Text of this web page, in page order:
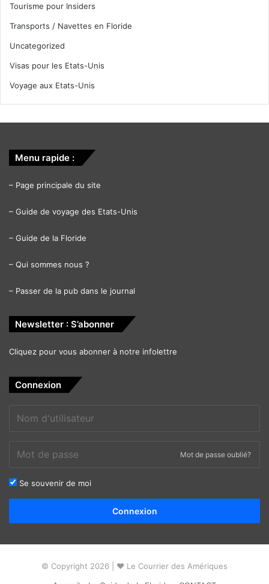
Tourisme pour Insiders
Transports / Navettes en Floride
Uncategorized
Visas pour les Etats-Unis
Voyage aux Etats-Unis
Menu rapide :
– Page principale du site
– Guide de voyage des Etats-Unis
– Guide de la Floride
– Qui sommes nous ?
– Passer de la pub dans le journal
Newsletter : S’abonner
Cliquez pour vous abonner à notre infolettre
Connexion
Mot de passe oublié?
Se souvenir de moi
Connexion
© Copyright 2026 | ❤ Le Courrier des Amériques